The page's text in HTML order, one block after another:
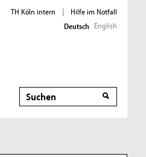
TH Köln intern |
Hilfe im Notfall
Deutsch English
Suche
Suche